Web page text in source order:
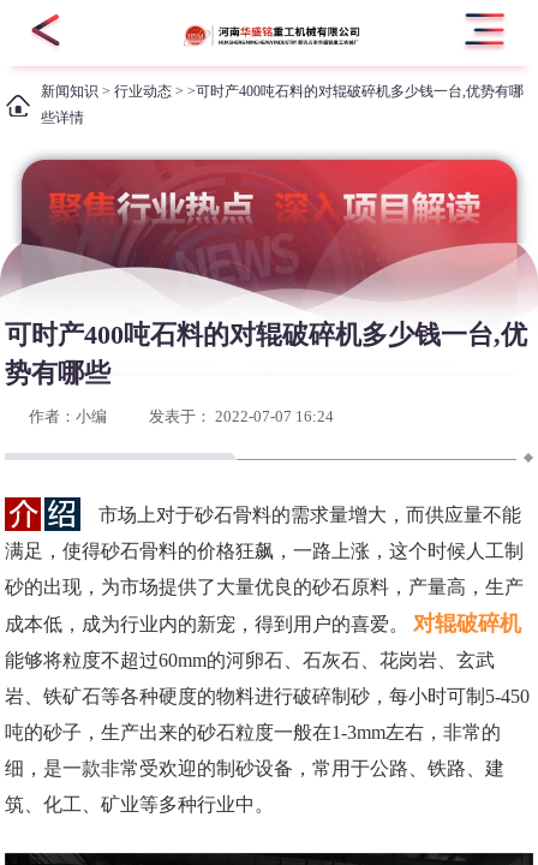
新闻知识 >行业动态 > >可时产400吨石料的对辊破碎机多少钱一台,优势有哪
些详情
可时产400吨石料的对辊破碎机多少钱一台,优
势有哪些
作者：小编 发表于： 2022-07-07 16:24
市场上对于砂石骨料的需求量增大，而供应量不能
满足，使得砂石骨料的价格狂飙，一路上涨，这个时候人工制
砂的出现，为市场提供了大量优良的砂石原料，产量高，生产
成本低，成为行业内的新宠，得到用户的喜爱。
对辊破碎机
能够将粒度不超过60mm的河卵石、石灰石、花岗岩、玄武
岩、铁矿石等各种硬度的物料进行破碎制砂，每小时可制5-450
吨的砂子，生产出来的砂石粒度一般在1-3mm左右，非常的
细，是一款非常受欢迎的制砂设备，常用于公路、铁路、建
筑、化工、矿业等多种行业中。